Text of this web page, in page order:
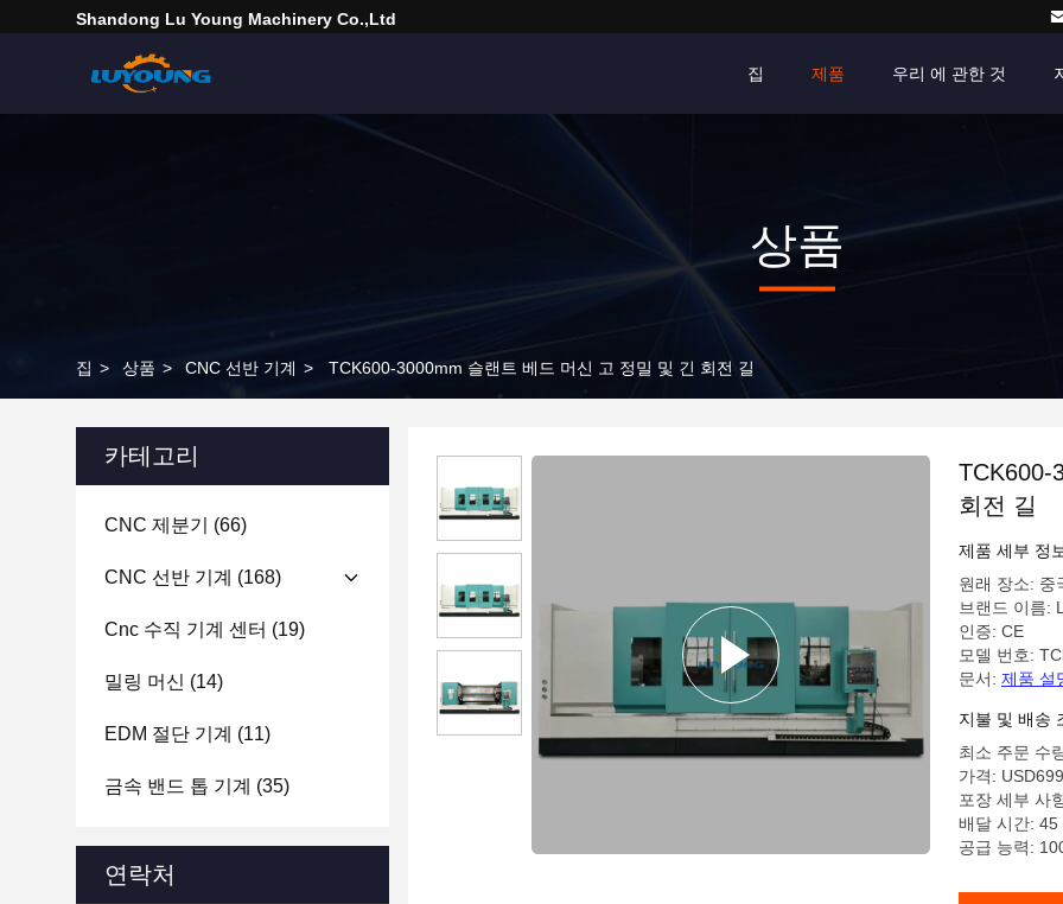
Shandong Lu Young Machinery Co.,ltd
집 제품 우리 에 관한 것
상품
집 > 상품 > CNC 선반 기계 > TCK600-3000mm 슬랜트 베드 머신 고 정밀 및 긴 회전 길
카테고리
CNC 제분기 (66)
CNC 선반 기계 (168)
Cnc 수직 기계 센터 (19)
밀링 머신 (14)
EDM 절단 기계 (11)
금속 밴드 톱 기계 (35)
연락처
TCK600-
회전 길
제품 세부 정
원래 장소: 중
브랜드 이름:
인증: CE
모델 번호:
문서: 제품 설
지불 및 배송
최소 주문 수
가격:
포장 세부 사
배달 시간: 45
공급 능력: